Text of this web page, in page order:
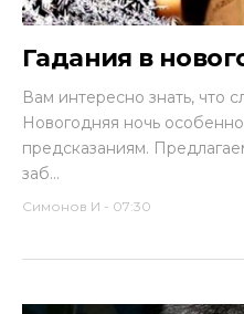
Гадания в
Вам интересно знать, что
Новогодняя ночь особенно
предсказаниям.
заб...
Симонов И - 07:30